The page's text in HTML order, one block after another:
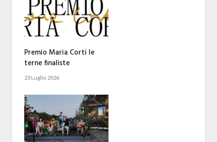
Premio Maria Corti le
terne finaliste
23 Luglio 2026